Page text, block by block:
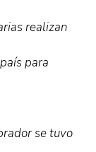
realizan
para
se tuvo